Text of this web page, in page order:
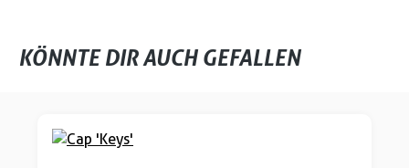
KÖNNTE DIR AUCH GEFALLEN